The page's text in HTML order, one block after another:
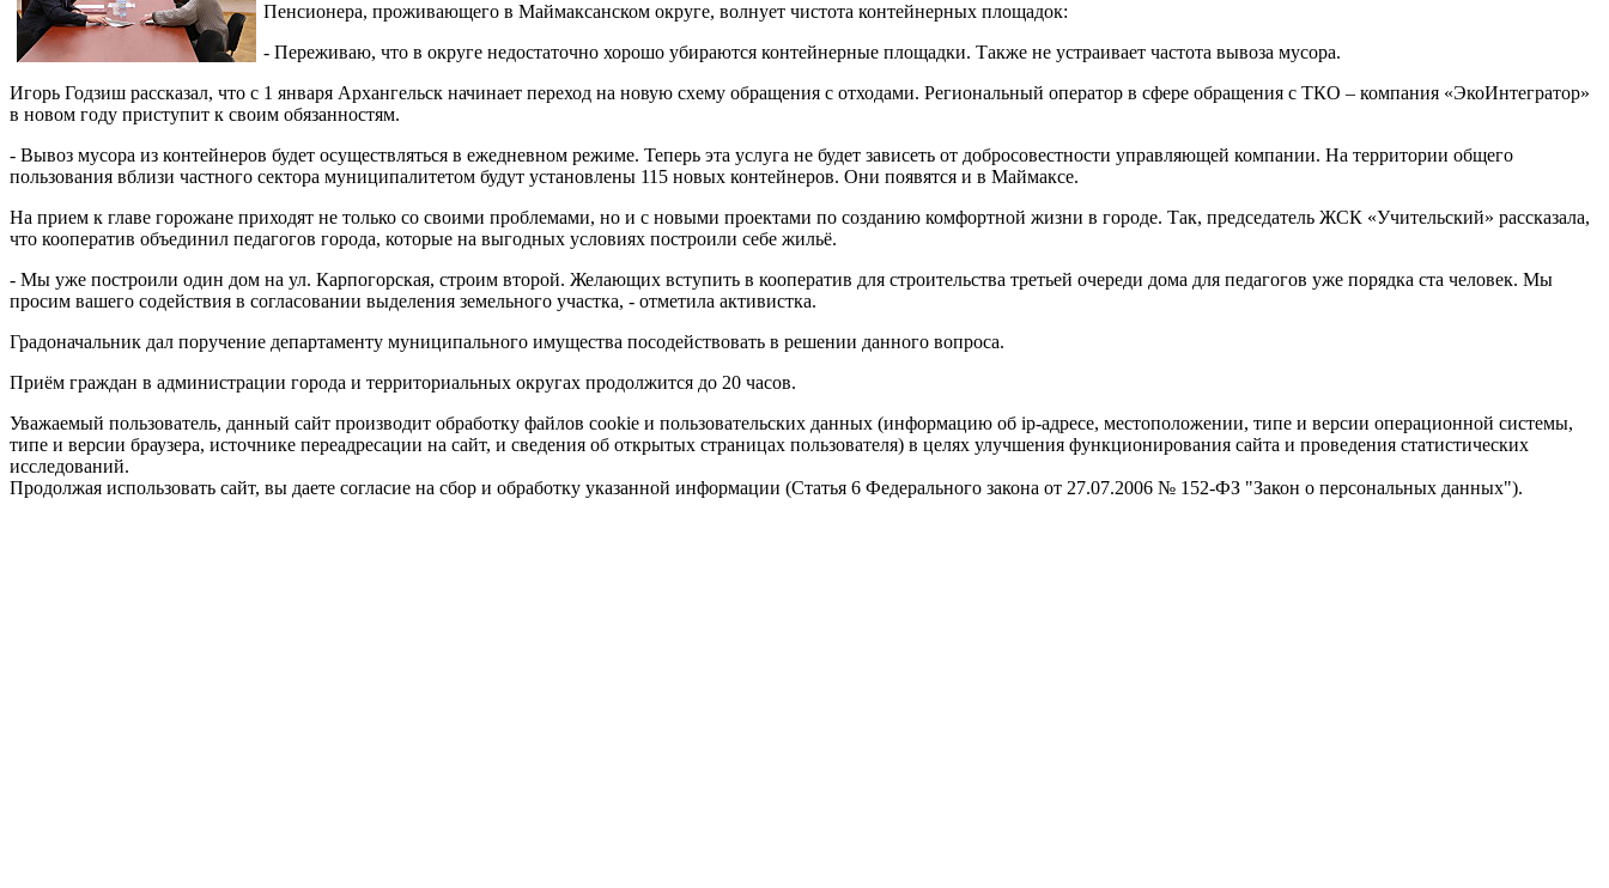
Пенсионера, проживающего в Маймаксанском округе, волнует чистота контейнерных площадок:
- Переживаю, что в округе недостаточно хорошо убираются контейнерные площадки. Также не устраивает частота вывоза мусора.
Игорь Годзиш рассказал, что с 1 января Архангельск начинает переход на новую схему обращения с отходами. Региональный оператор в сфере обращения с ТКО – компания «ЭкоИнтегратор»
в новом году приступит к своим обязанностям.
- Вывоз мусора из контейнеров будет осуществляться в ежедневном режиме. Теперь эта услуга не будет зависеть от добросовестности управляющей компании. На территории общего
пользования вблизи частного сектора муниципалитетом будут установлены 115 новых контейнеров. Они появятся и в Маймаксе.
На прием к главе горожане приходят не только со своими проблемами, но и с новыми проектами по созданию комфортной жизни в городе. Так, председатель ЖСК «Учительский» рассказала,
что кооператив объединил педагогов города, которые на выгодных условиях построили себе жильё.
- Мы уже построили один дом на ул. Карпогорская, строим второй. Желающих вступить в кооператив для строительства третьей очереди дома для педагогов уже порядка ста человек. Мы
просим вашего содействия в согласовании выделения земельного участка, - отметила активистка.
Градоначальник дал поручение департаменту муниципального имущества посодействовать в решении данного вопроса.
Приём граждан в администрации города и территориальных округах продолжится до 20 часов.
Уважаемый пользователь, данный сайт производит обработку файлов cookie и пользовательских данных (информацию об ip-адресе, местоположении, типе и версии операционной системы,
типе и версии браузера, источнике переадресации на сайт, и сведения об открытых страницах пользователя) в целях улучшения функционирования сайта и проведения статистических
исследований.
Продолжая использовать сайт, вы даете согласие на сбор и обработку указанной информации (Статья 6 Федерального закона от 27.07.2006 № 152-ФЗ "Закон о персональных данных").